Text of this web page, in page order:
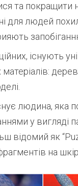
та покращити
для людей
існують
людина, яка
у вигляді
відомий як
на